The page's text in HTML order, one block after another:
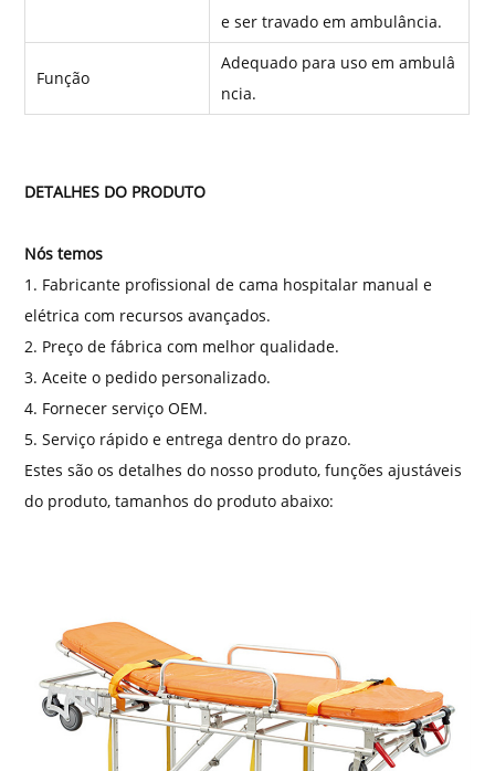
e ser travado em ambulância.
Função
Adequado para uso em ambulâ
ncia.
DETALHES DO PRODUTO
Nós temos
1. Fabricante profissional de cama hospitalar manual e
elétrica com recursos avançados.
2. Preço de fábrica com melhor qualidade.
3. Aceite o pedido personalizado.
4. Fornecer serviço OEM.
5. Serviço rápido e entrega dentro do prazo.
Estes são os detalhes do nosso produto, funções ajustáveis ​​
do produto, tamanhos do produto abaixo: